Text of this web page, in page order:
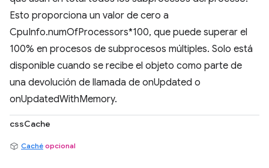
Esto proporciona un valor de cero a
CpuInfo.numOfProcessors*100, que puede superar el
100% en procesos de subprocesos múltiples. Solo está
disponible cuando se recibe el objeto como parte de
una devolución de llamada de onUpdated o
onUpdatedWithMemory.
cssCache
Caché opcional